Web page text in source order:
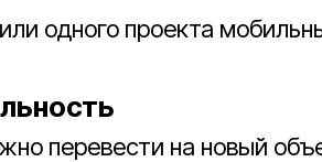
одного проекта
перевести на новый